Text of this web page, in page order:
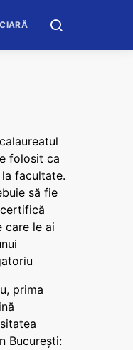
folosit ca
facultate.
să fie
care le ai
prima
București: